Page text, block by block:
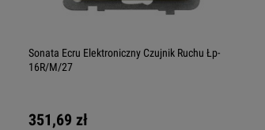
Sonata Ecru Elektroniczny Czujnik Ruchu Łp-
16R/M/27
351,69 zł